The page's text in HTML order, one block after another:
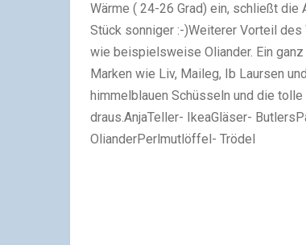
Wärme ( 24-26 Grad) ein, schließt
Stück sonniger :-)Weiterer Vorteil des
wie beispielsweise Oliander. Ein
Marken wie Liv, Maileg, Ib Laursen
himmelblauen Schüsseln und die
draus.AnjaTeller- IkeaGläser- Butlers
OlianderPerlmutlöffel- Trödel